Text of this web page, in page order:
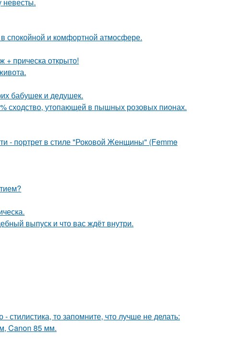
спокойной и комфортной атмосфере.
прическа открыто!
бабушек и дедушек.
сходство, утопающей в пышных розовых пионах.
- портрет в стиле "Роковой Женщины" (Femme
выпуск и что вас ждёт внутри.
стилистика, то запомните, что лучше не делать:
Canon 85 мм.